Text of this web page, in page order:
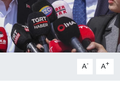
A- A+